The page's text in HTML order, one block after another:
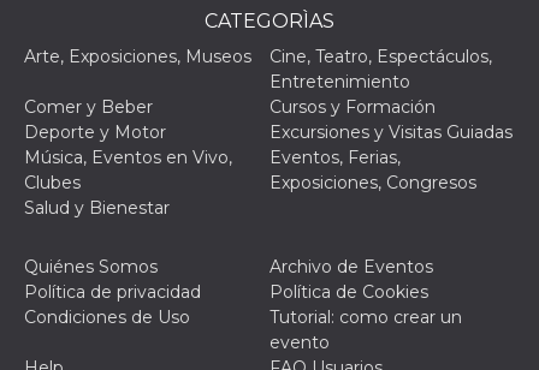
CATEGORÌAS
Arte, Exposiciones, Museos
Cine, Teatro, Espectáculos,
Entretenimiento
Comer y Beber
Cursos y Formación
Deporte y Motor
Excursiones y Visitas Guiadas
Música, Eventos en Vivo,
Clubes
Eventos, Ferias,
Exposiciones, Congresos
Salud y Bienestar
Quiénes Somos
Archivo de Eventos
Política de privacidad
Política de Cookies
Condiciones de Uso
Tutorial: como crear un
evento